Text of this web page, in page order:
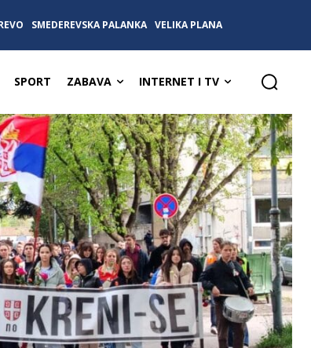
SMEDEREVSKA PALANKA VELIKA PLANA
SPORT ZABAVA INTERNET I TV